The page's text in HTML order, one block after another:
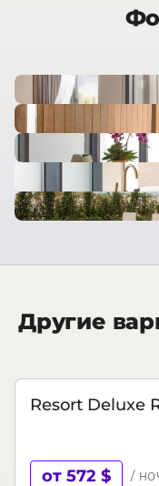
Другие
Resort Deluxe
от 572 $ /